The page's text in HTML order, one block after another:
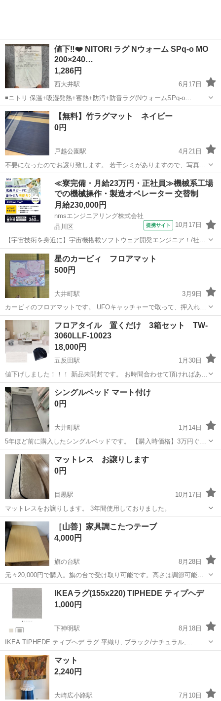
値下‼️❤️ NITORI ラグ Nウォーム SPq-o MO
200×240…
1,286円
西大井駅
6月17日
◾️ニトリ 保温+吸湿発熱+蓄熱+防汚+防音ラグ(NウォームSPq-o
MO200X240） ◾️定価: 9,490円（税込） ◾️カラー:ベージュ ◾️サイズ:幅
200×奥行240cm ◾️素材:ポリエステル ◾️洗濯表...
東京 品川区 西大井駅 カーペット/マット/ラグ
【無料】竹ラグマット ネイビー
0円
戸越公園駅
4月21日
不要になったのでお譲り致します。 若干シミがありますので、写真に
載せております。 これからの時期、涼しく使えて大変気持ちいいで
す。 宜しくお願い致します。 サイズ180cm✖️180cm
東京 品川区 戸越公園駅 カーペット/マット/ラグ
ネイビー
≪寮完備・月給23万円・正社員≫機械系工場
での機械操作・製造オペレーター 交替制
月給230,000円
nmsエンジニアリング株式会社
品川区
提携サイト 10月17日
【宇宙技術を身近に】宇宙機搭載ソフトウェア開発エンジニア！/社員
寮あり 宇宙機ソフトウェア開発者 ・人工衛星やロケットなど宇宙で動
く機器のソフト開発 ・極限環境で確実に動作する高信頼性ソフト ・故
障時の対応、限られた電力で...
東京 品川区
星のカービィ フロアマット
500円
大井町駅
3月9日
カービィのフロアマットです。 UFOキャッチャーで取って、押入れに
しまっておりました。 状態は綺麗です。 何卒よろしくお願いいたしま
す。
東京 品川区 大井町駅 カーペット/マット/ラグ
フロアマット
フロアタイル 置くだけ 3箱セット TW-
3060LLF-10023
18,000円
五反田駅
1月30日
値下げしました！！！ 新品未開封です。 お時間合わせて頂ければある
程度の所でしたらお持ちしますのでお取引場所はご相談させて下さ
い！ 【施工面積＆サイズ】 サイズ(1枚当たり)：約
304.8mm×609.6mm / 厚み...
東京 品川区 五反田駅 カーペット/マット/ラグ
フロアタイル
シングルベッド マート付け
0円
大井町駅
1月14日
5年ほど前に購入したシングルベッドです。 【購入時価格】3万円ぐら
い 【サイズ】縦：210cm、横：110cm、奥行き：10cm （大体です）
【傷などの状態】とくに目立った傷はありません。 【アピールポイン
ト】状態はいいの...
東京 品川区 大井町駅 カーペット/マット/ラグ
マットレス お譲りします
0円
目黒駅
10月17日
マットレスをお譲りします。 3年間使用しておりました。
東京 品川区 目黒駅 カーペット/マット/ラグ
［山善］家具調こたつテーブ
4,000円
旗の台駅
8月28日
元々20,000円で購入。旗の台で受け取り可能です。高さは調節可能で
す。 105x75cm
東京 品川区 旗の台駅 カーペット/マット/ラグ 山善
IKEAラグ(155x220) TIPHEDE ティプヘデ
1,000円
下神明駅
8月18日
IKEA TIPHEDE ティプヘデ ラグ 平織り, ブラック/ナチュラル,
155x220 cm 数日だけ使用。使わなくなったので、お譲りします
東京 品川区 下神明駅
マット
2,240円
大崎広小路駅 7月10日